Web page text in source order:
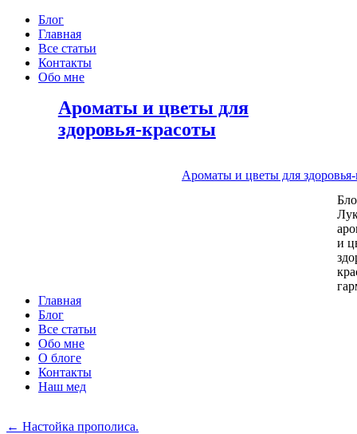
Блог
Главная
Все статьи
Контакты
Обо мне
Ароматы и цветы для
здоровья-красоты
Ароматы и цветы для
и
Главная
Блог
Все статьи
Обо мне
О блоге
Контакты
Наш мед
← Настойка прополиса.